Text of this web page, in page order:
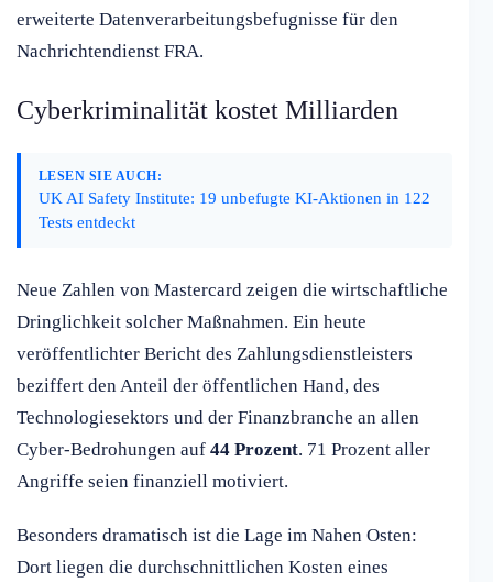
erweiterte Datenverarbeitungsbefugnisse für den
Nachrichtendienst FRA.
Cyberkriminalität kostet Milliarden
LESEN SIE AUCH:
UK AI Safety Institute: 19 unbefugte KI-Aktionen in 122
Tests entdeckt
Neue Zahlen von Mastercard zeigen die wirtschaftliche
Dringlichkeit solcher Maßnahmen. Ein heute
veröffentlichter Bericht des Zahlungsdienstleisters
beziffert den Anteil der öffentlichen Hand, des
Technologiesektors und der Finanzbranche an allen
Cyber-Bedrohungen auf 44 Prozent. 71 Prozent aller
Angriffe seien finanziell motiviert.
Besonders dramatisch ist die Lage im Nahen Osten:
Dort liegen die durchschnittlichen Kosten eines